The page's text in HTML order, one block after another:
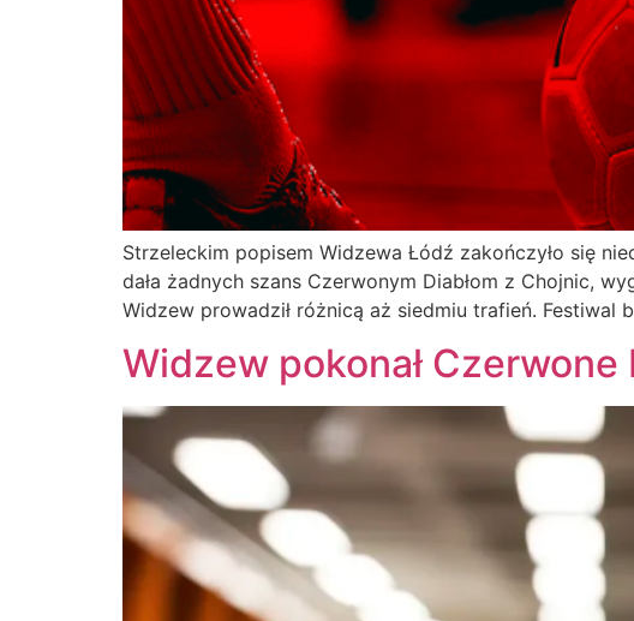
Strzeleckim popisem Widzewa Łódź zakończyło się
dała żadnych szans Czerwonym Diabłom z Chojnic,
Widzew prowadził różnicą aż siedmiu trafień.
Widzew pokonał Czerwone